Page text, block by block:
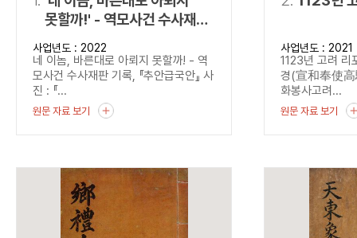
못할까!' - 역모사건 수사재판
기록, 『추안급국안』
사업년도 : 2022
네 이놈, 바른대로 아뢰지 못할까! - 역
모사건 수사재판 기록, 『추안급국안』 사
진 : 『...
원문 자료 보기
사업년도 : 2021
1123년 고려 리
경(宣和奉使高
화봉사고려...
원문 자료 보기